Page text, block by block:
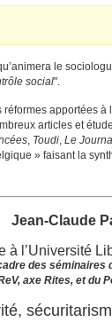
le
social".
apportées
articles et
, Toudi, Le
» faisant la
Jean-Claude
à l’Université
des séminaires
axe Rites, et du